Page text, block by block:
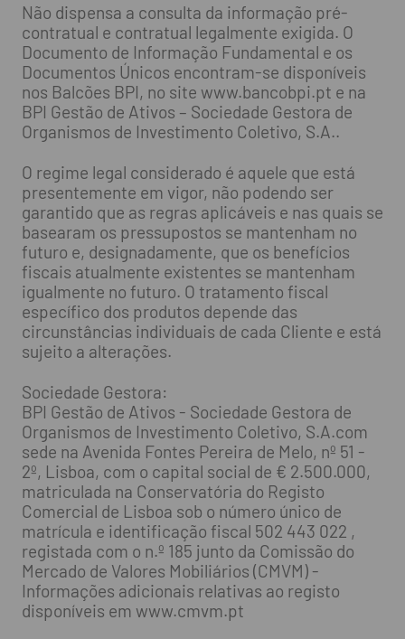
Não dispensa a consulta da informação pré-
contratual e contratual legalmente exigida. O
Documento de Informação Fundamental e os
Documentos Únicos encontram-se disponíveis
nos Balcões BPI, no site www.bancobpi.pt e na
BPI Gestão de Ativos – Sociedade Gestora de
Organismos de Investimento Coletivo, S.A..
O regime legal considerado é aquele que está
presentemente em vigor, não podendo ser
garantido que as regras aplicáveis e nas quais se
basearam os pressupostos se mantenham no
futuro e, designadamente, que os benefícios
fiscais atualmente existentes se mantenham
igualmente no futuro. O tratamento fiscal
específico dos produtos depende das
circunstâncias individuais de cada Cliente e está
sujeito a alterações.
Sociedade Gestora:
BPI Gestão de Ativos - Sociedade Gestora de
Organismos de Investimento Coletivo, S.A.com
sede na Avenida Fontes Pereira de Melo, nº 51 -
2º, Lisboa, com o capital social de € 2.500.000,
matriculada na Conservatória do Registo
Comercial de Lisboa sob o número único de
matrícula e identificação fiscal 502 443 022 ,
registada com o n.º 185 junto da Comissão do
Mercado de Valores Mobiliários (CMVM) -
Informações adicionais relativas ao registo
disponíveis em www.cmvm.pt